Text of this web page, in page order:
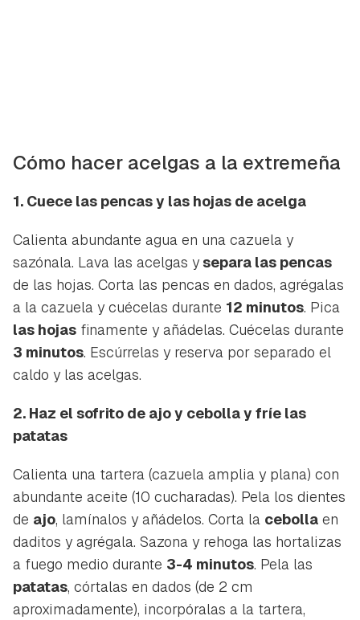
Cómo hacer acelgas a la extremeña
1. Cuece las pencas y las hojas de acelga
Calienta abundante agua en una cazuela y
sazónala. Lava las acelgas y separa las pencas
de las hojas. Corta las pencas en dados, agrégalas
a la cazuela y cuécelas durante 12 minutos. Pica
las hojas finamente y añádelas. Cuécelas durante
3 minutos. Escúrrelas y reserva por separado el
caldo y las acelgas.
2. Haz el sofrito de ajo y cebolla y fríe las
patatas
Calienta una tartera (cazuela amplia y plana) con
abundante aceite (10 cucharadas). Pela los dientes
de ajo, lamínalos y añádelos. Corta la cebolla en
daditos y agrégala. Sazona y rehoga las hortalizas
a fuego medio durante 3-4 minutos. Pela las
patatas, córtalas en dados (de 2 cm
aproximadamente), incorpóralas a la tartera,